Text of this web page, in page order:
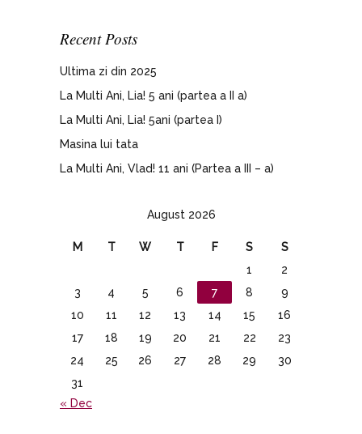
Recent Posts
Ultima zi din 2025
La Multi Ani, Lia! 5 ani (partea a II a)
La Multi Ani, Lia! 5ani (partea I)
Masina lui tata
La Multi Ani, Vlad! 11 ani (Partea a III – a)
August 2026
M T W T F S
S
1
2
3
4 5 6 7 8
9
10
11 12 13 14 15
16
17
18 19 20 21 22
23
24
25 26 27 28 29
30
31
« Dec